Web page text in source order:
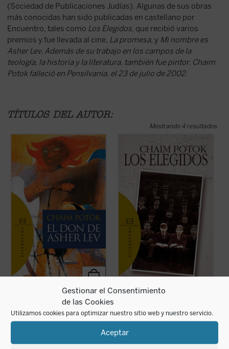
Gestionar el Consentimiento
de las Cookies
Utilizamos cookies para optimizar nuestro sitio web y nuestro servicio.
Aceptar
(Sociedad de Publicaciones Judías). Algunas de sus obras
más conocidas han sido publicadas en castellano por
Encuentro, tales como Los Elegidos, que recibió varios
premios y fue llevada al cine, La promesa, y Mi nombre es
Asher Lev. Además de su trabajo en los campos de la
teología, la historia y la literatura, también fue pintor. Chaim
Potok falleció en Pensilvania, el 23 de julio de 2002.
TÍTULOS DEL AUTOR:
Mostrando 4 resultados
Segunda y última entrega de la nunca
terminada trilogía sobre Asher Lev.
El niño protagonista de
Mi nombre es
Asher Lev
se ha convertido ya en un
afamado pintor que vive con su mujer y
El don de Asher Lev
28,00€ IVA incluido
extraña amistad entre dos chicos de
Brooklyn alrededor de 1940. Reuven
Malter es un judío secularizado de padre
el brillante hijo y el ...(ver ficha)
Los elegidos
22,00€